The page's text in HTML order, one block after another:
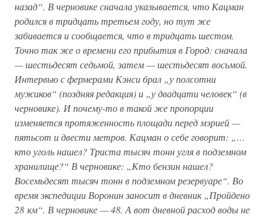
назад“. В черновике сначала указывается, что Кацман
родился в тридцать третьем году, но тут же
забивается и сообщается, что в тридцать шестом.
Точно так же о времени его прибытия в Город: сначала
— шестьдесят седьмой, затем — шестьдесят восьмой.
Интервью с фермерами Кэнси брал „у полсотни
мужиков“ (поздняя редакция) и „у двадцати человек“ (в
черновике). И почему-то в такой же пропорции
изменяется протяженность площади перед мэрией —
пятьсот и двести метров. Кацман о себе говорит: „…
кто уголь нашел? Триста тысяч тонн угля в подземном
хранилище?“ В черновике: „Кто бензин нашел?
Восемьдесят тысяч тонн в подземном резервуаре“. Во
время экспедиции Воронин заносит в дневник „Пройдено
28 км“. В черновике — 48. А вот дневной расход воды не